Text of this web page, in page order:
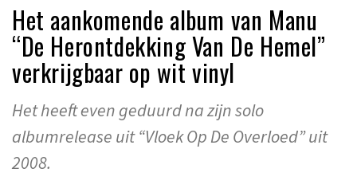
Het aankomende album van Manu
“De Herontdekking Van De Hemel”
verkrijgbaar op wit vinyl
Het heeft even geduurd na zijn solo
albumrelease uit “Vloek Op De Overloed” uit
2008.